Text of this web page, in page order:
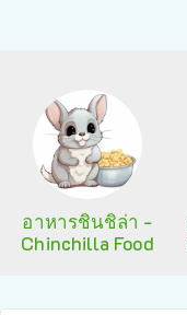
อาหารชินชิล่า -
Chinchilla Food